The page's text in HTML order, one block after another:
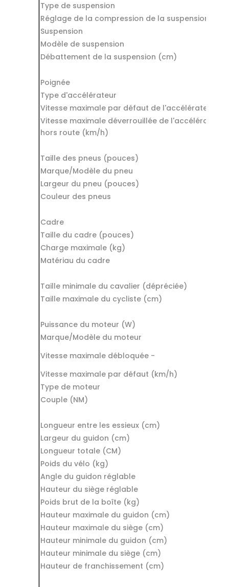
Type de suspension
Réglage de la compression de la suspension
Suspension
Modèle de suspension
Débattement de la suspension (cm)
Poignée
Type d'accélérateur
Vitesse maximale par défaut de l'accélérateur
Vitesse maximale déverrouillée de l'accélérateur
hors route (km/h)
Taille des pneus (pouces)
Marque/Modèle du pneu
Largeur du pneu (pouces)
Couleur des pneus
Cadre
Taille du cadre (pouces)
Charge maximale (kg)
Matériau du cadre
Taille minimale du cavalier (dépréciée)
Taille maximale du cycliste (cm)
Puissance du moteur (W)
Marque/Modèle du moteur
Vitesse maximale débloquée -
Vitesse maximale par défaut (km/h)
Type de moteur
Couple (NM)
Longueur entre les essieux (cm)
Largeur du guidon (cm)
Longueur totale (CM)
Poids du vélo (kg)
Angle du guidon réglable
Hauteur du siège réglable
Poids brut de la boîte (kg)
Hauteur maximale du guidon (cm)
Hauteur maximale du siège (cm)
Hauteur minimale du guidon (cm)
Hauteur minimale du siège (cm)
Hauteur de franchissement (cm)